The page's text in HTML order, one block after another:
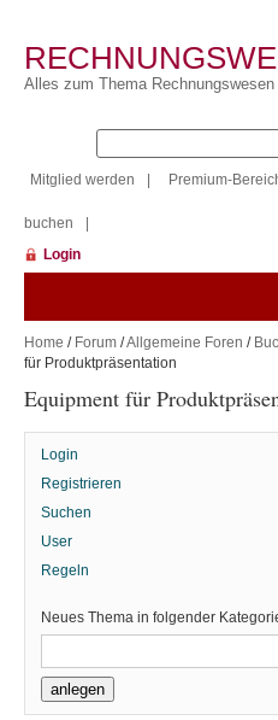
Alles zum Thema Rechnungswesen
Mitglied werden Premium-
buchen
Login
Home / Forum /Allgemeine Foren /
für Produktpräsentation
Equipment für
Login
Registrieren
Suchen
User
Regeln
Neues Thema in folgender